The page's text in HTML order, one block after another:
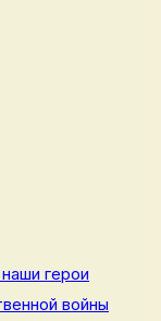
герои
войны